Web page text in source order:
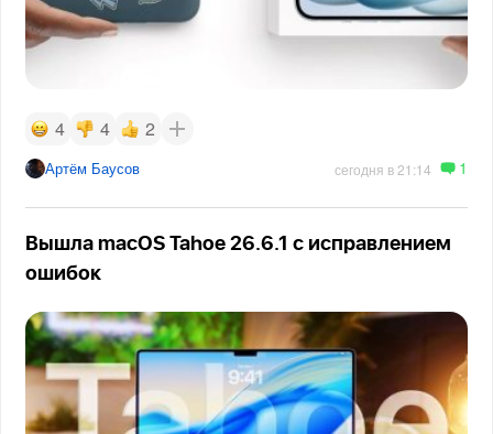
4 4 2
Артём Баусов сегодня в 21:14 1
Вышла macOS Tahoe 26.6.1 с исправлением
ошибок